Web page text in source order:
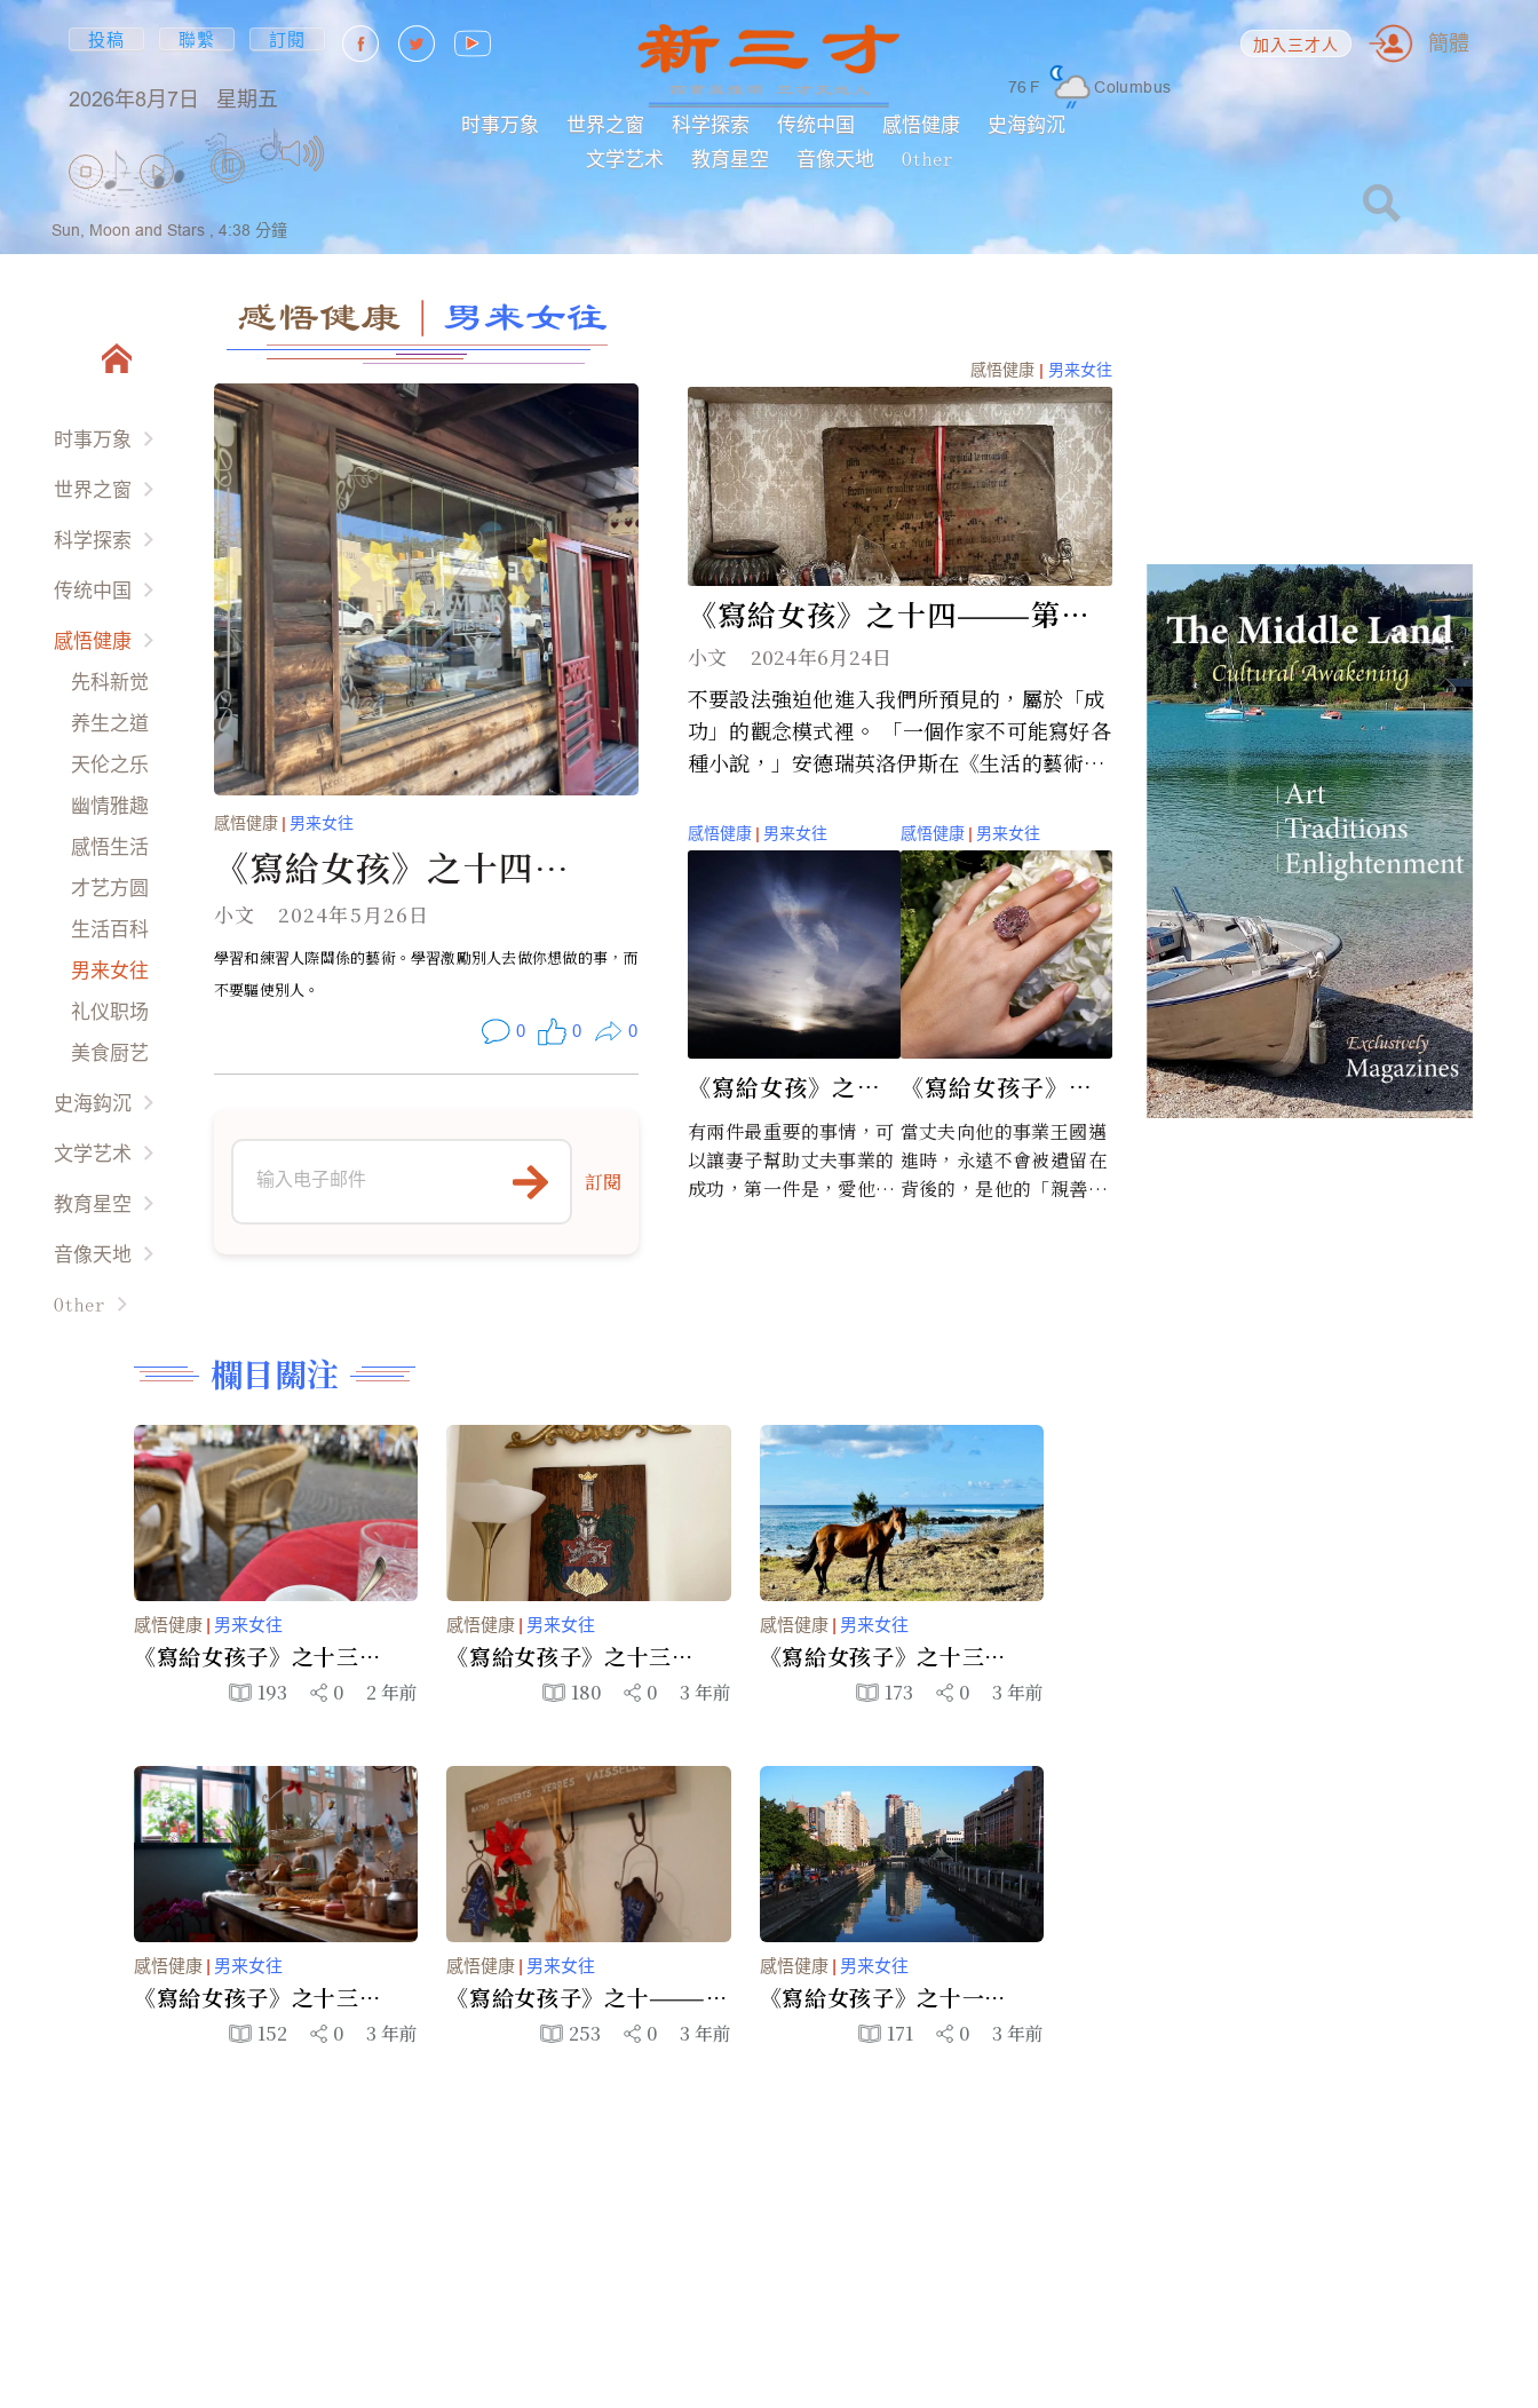
投稿 聯繫 訂閱
2026年8月7日 星期五 76 F Columbus
时事万象 世界之窗 科学探索 传统中国 感悟健康
史海鈎沉
文学艺术
教育星空 音像天地 Other
加入三才人 簡體
Sun, Moon and Stars , 4:38 分鐘
时事万象
两岸三地
财经动态
娱乐干线
時尚精品
世界之窗
他鄉异客
环球风情
西哲信仰
科学探索
宇宙時空
传统中国
以人为鉴
以史为鉴
天人合一
天朝盛事
文化道德
民风民俗
感悟健康
先科新觉
养生之道
天伦之乐
幽情雅趣
感悟生活
才艺方圆
生活百科
男来女往
礼仪职场
美食厨艺
史海鈎沉
世界史话
風雲人物
文学艺术
专栏作家
作品新创
油彩丹青
现代文学
精雕细刻
翩翩起舞
诗词歌赋
長篇連載
教育星空
小画家
琴童园地
趣图故事
阿信绿苑
音像天地
古典音乐
时事影音
Other
感悟健康 男来女往
感悟健康 | 男来女往
《寫給女孩》之十四———
第五部 你應該防止這些陷
阱 1、為什麼男人會離家
小文 2024年5月26日
學習和練習人際關係的藝術。學習激勵別人去做你想做的事，而
不要驅使別人。
0 0 0
訂閱
感悟健康 | 男来女往
《寫給女孩》之十四———第五
部 你應該防止這些陷阱 3、自殺
和野心有關
小文 2024年6月24日
不要設法強迫他進入我們所預見的，屬於「成
功」的觀念模式裡。 「一個作家不可能寫好各
種小說，」安德瑞英洛伊斯在《生活的藝術》
革好；一個旅遊家不可能走遍每一個鄉村。
感悟健康 | 男来女往
《寫給女孩》之十
四———第五部 你應
該防止這些陷阱
2、不要幹預他的工
有兩件最重要的事情，可
以讓妻子幫助丈夫事業的
成功，第一件是，愛他，
至少訓練也會使他有成
感悟健康 | 男来女往
《寫給女孩子》之
十三———第四部你
該怎麼辦 6、不要
被丈夫遺留在背後
當丈夫向他的事業王國邁
進時，永遠不會被遺留在
背後的，是他的「親善大
欄目關注
感悟健康| 男来女往
《寫給女孩子》之十三———
第四部你該怎麼辦 5、你的
193 0 2 年前
感悟健康| 男来女往
《寫給女孩子》之十三———
第四部你該怎麼辦 4、丈夫
180 0 3 年前
感悟健康| 男来女往
《寫給女孩子》之十三———
第四部你該怎麼辦 3、如何
173 0 3 年前
感悟健康| 男来女往
《寫給女孩子》之十三———
第四部你該怎麼辦 2、丈夫
152 0 3 年前
感悟健康| 男来女往
《寫給女孩子》之十———
4、一種對付意外的天賦
253 0 3 年前
感悟健康| 男来女往
《寫給女孩子》之十一
———第四部你該怎麼辦 1、
171 0 3 年前